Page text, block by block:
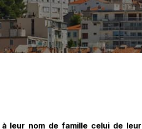
leur nom de famille celui de